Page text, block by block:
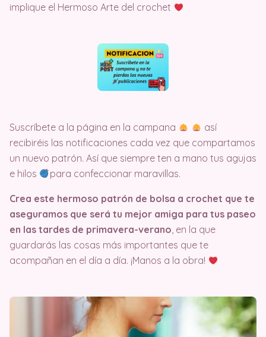
implique el Hermoso Arte del crochet
Suscríbete a la página en la campana
así
recibiréis las notificaciones cada vez que compartamos
un nuevo patrón. Así que siempre ten a mano tus agujas
e hilos
para confeccionar maravillas.
Crea este hermoso patrón de bolsa a crochet que te
aseguramos que será tu mejor amiga para tus paseo
en las tardes de primavera-verano , en la que
guardarás las cosas más importantes que te
acompañan en el día a día. ¡Manos a la obra!